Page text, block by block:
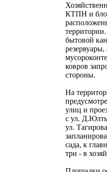
КТПН и
бытовой
ковров
стороны.
На
улиц и
с ул.
ул.
сада, к
три - в